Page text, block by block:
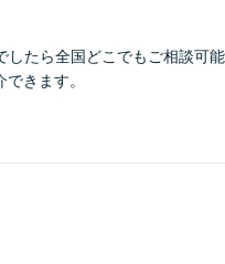
したら全国どこでもご相談可
きます。